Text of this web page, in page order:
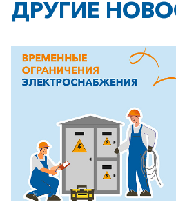
+7-800-700-24-57
Частным клиентам
Корпоративным
ДРУГИЕ